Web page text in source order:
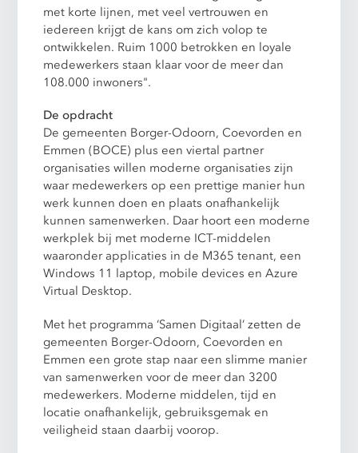
met korte lijnen, met veel vertrouwen en
iedereen krijgt de kans om zich volop te
ontwikkelen. Ruim 1000 betrokken en loyale
medewerkers staan klaar voor de meer dan
108.000 inwoners".
De opdracht
De gemeenten Borger-Odoorn, Coevorden en
Emmen (BOCE) plus een viertal partner
organisaties willen moderne organisaties zijn
waar medewerkers op een prettige manier hun
werk kunnen doen en plaats onafhankelijk
kunnen samenwerken. Daar hoort een moderne
werkplek bij met moderne ICT-middelen
waaronder applicaties in de M365 tenant, een
Windows 11 laptop, mobile devices en Azure
Virtual Desktop.
Met het programma ‘Samen Digitaal’ zetten de
gemeenten Borger-Odoorn, Coevorden en
Emmen een grote stap naar een slimme manier
van samenwerken voor de meer dan 3200
medewerkers. Moderne middelen, tijd en
locatie onafhankelijk, gebruiksgemak en
veiligheid staan daarbij voorop.